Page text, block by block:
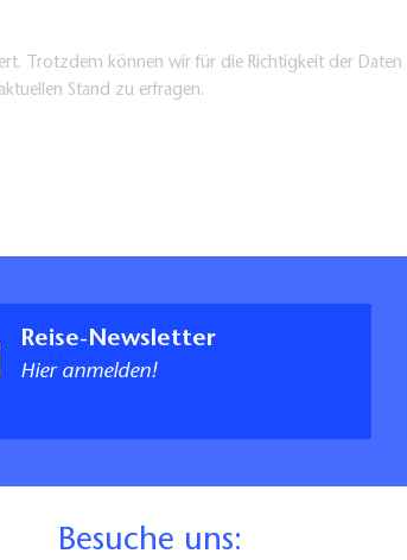
Trotzdem können wir für die Richtigkeit der
Stand zu erfragen.
Reise-Newsletter
Hier anmelden!
Besuche uns: